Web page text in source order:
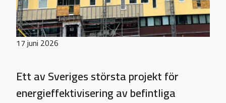
17 juni 2026
Ett av Sveriges största projekt för
energieffektivisering av befintliga